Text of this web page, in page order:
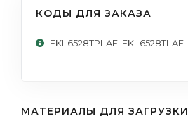
КОДЫ ДЛЯ ЗАКАЗА
EKI-6528TPI-AE; EKI-6528TI-AE
МАТЕРИАЛЫ ДЛЯ ЗАГРУЗКИ